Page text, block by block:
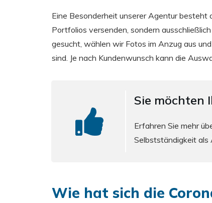
Eine Besonderheit unserer Agentur
Portfolios versenden, sondern
gesucht, wählen wir Fotos im Anzug aus
sind. Je nach Kundenwunsch kann die
Sie möchten
Erfahren Sie mehr
Selbstständigkeit als
Wie hat sich die